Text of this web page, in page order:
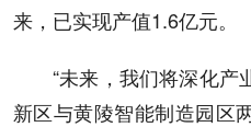
来，已实现产值1.6亿元。
“未来，我们将深化产
新区与黄陵智能制造园区